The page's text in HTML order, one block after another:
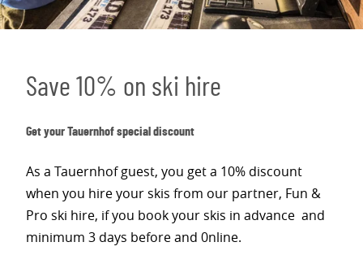
Save 10% on ski hire
Get your Tauernhof special discount
As a Tauernhof guest, you get a 10% discount
when you hire your skis from our partner, Fun &
Pro ski hire, if you book your skis in advance and
minimum 3 days before and 0nline.